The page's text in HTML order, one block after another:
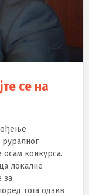
се на
осам конкурса.
локалне
за
тога одзив